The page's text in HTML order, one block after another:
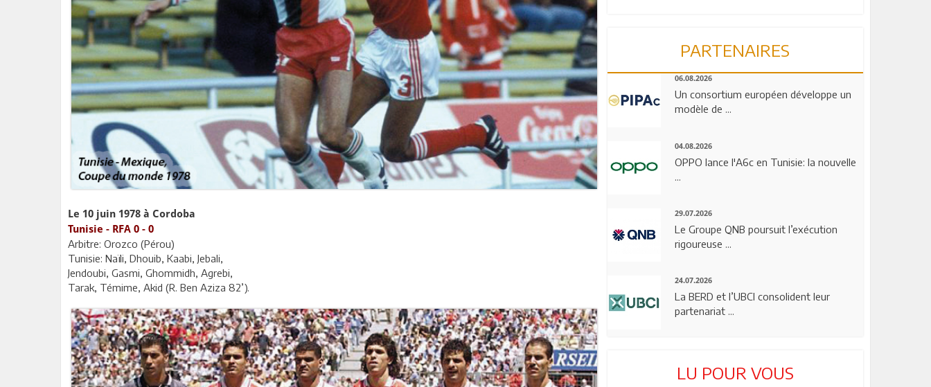
Le 10 juin 1978 à Cordoba
Tunisie - RFA 0 - 0
Arbitre: Orozco (Pérou)
Tunisie: Naïli, Dhouib, Kaabi, Jebali,
Jendoubi, Gasmi, Ghommidh, Agrebi,
Tarak, Témime, Akid (R. Ben Aziza 82’).
PARTENAIRES
06.08.2026
Un consortium européen développe un
modèle de ...
04.08.2026
OPPO lance l'A6c en Tunisie: la nouvelle
29.07.2026
Le Groupe QNB poursuit l’exécution
rigoureuse ...
24.07.2026
La BERD et l’UBCI consolident leur
partenariat ...
LU POUR VOUS